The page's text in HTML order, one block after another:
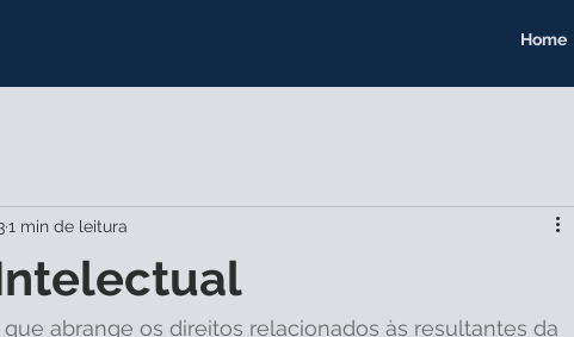
Home
1 min de leitura
abrange os direitos relacionados às resultantes da